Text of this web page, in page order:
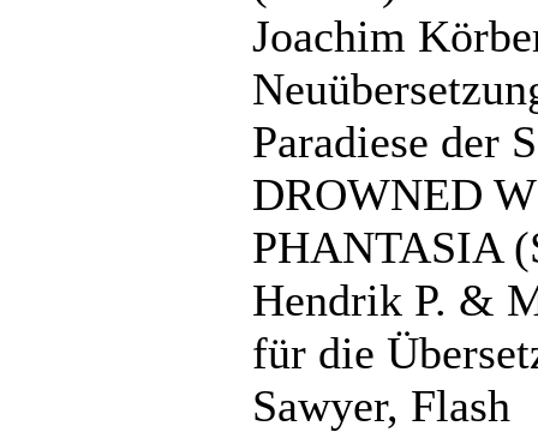
Joachim
Paradiese der
DROWNED
PHANTASIA
Hendrik P. &
für die
Sawyer, Flash